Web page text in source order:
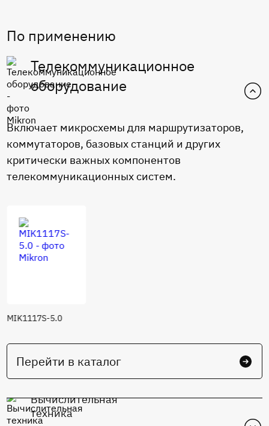
По применению
Телекоммуникационное
оборудование
Включает микросхемы для маршрутизаторов,
коммутаторов, базовых станций и других
критически важных компонентов
телекоммуникационных систем.
MIK1117S-5.0
Перейти в каталог
Вычислительная
техника